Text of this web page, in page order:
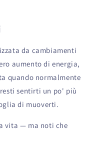
da cambiamenti
aumento di energia,
quando normalmente
sentirti un po' più
di muoverti.
vita — ma noti che